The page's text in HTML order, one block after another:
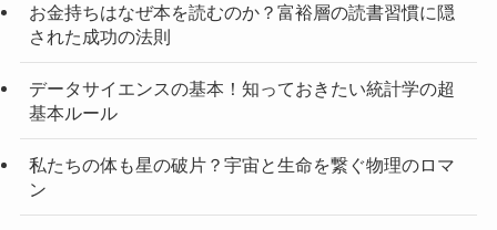
お金持ちはなぜ本を読むのか？富裕層の読書習慣に隠
された成功の法則
データサイエンスの基本！知っておきたい統計学の超
基本ルール
私たちの体も星の破片？宇宙と生命を繋ぐ物理のロマ
ン